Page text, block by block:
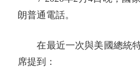
朗普通電話。
在最近一次與美國總統特
席提到：